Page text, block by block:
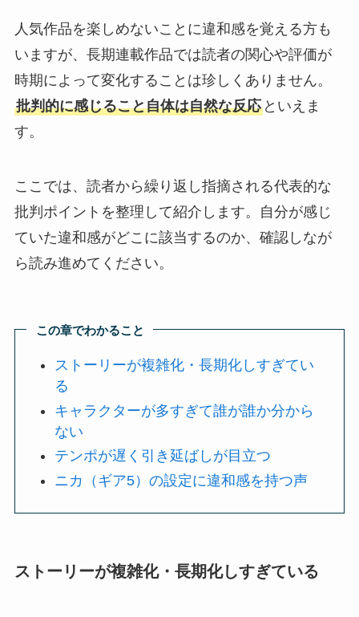
人気作品を楽しめないことに違和感を覚える方も
いますが、長期連載作品では読者の関心や評価が
時期によって変化することは珍しくありません。
批判的に感じること自体は自然な反応といえま
す。
ここでは、読者から繰り返し指摘される代表的な
批判ポイントを整理して紹介します。自分が感じ
ていた違和感がどこに該当するのか、確認しなが
ら読み進めてください。
この章でわかること
ストーリーが複雑化・長期化しすぎてい
る
キャラクターが多すぎて誰が誰か分から
ない
テンポが遅く引き延ばしが目立つ
ニカ（ギア5）の設定に違和感を持つ声
ストーリーが複雑化・長期化しすぎている